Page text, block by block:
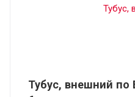
Тубус, внешний по